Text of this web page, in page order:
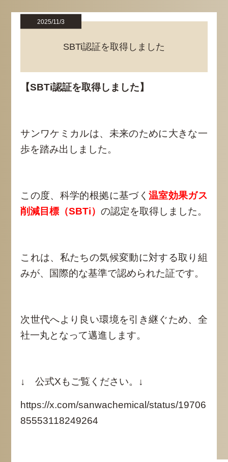
2025/11/3
SBTi認証を取得しました
【SBTi認証を取得しました】
サンワケミカルは、未来のために大きな一
歩を踏み出しました。
この度、科学的根拠に基づく 温室効果ガス
削減目標（SBTi）の認定を取得しました。
これは、私たちの気候変動に対する取り組
みが、国際的な基準で認められた証です。
次世代へより良い環境を引き継ぐため、全
社一丸となって邁進します。
↓ 公式Xもご覧ください。↓
https://x.com/sanwachemical/status/19706
85553118249264